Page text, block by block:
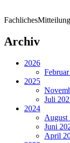
Fachliches
Archiv
2026
2025
Juli
2024
August
Juni
April